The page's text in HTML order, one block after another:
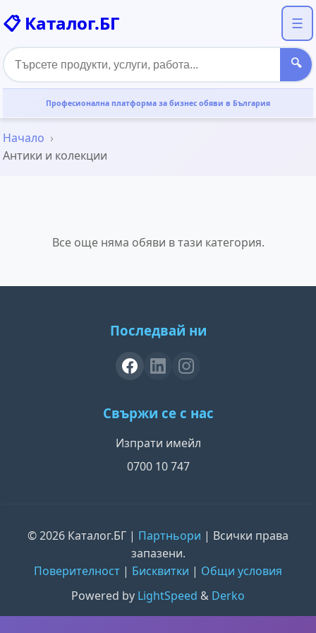
📋 Каталог.БГ
🔍
☰
Професионална платформа за бизнес обяви в България
Начало
Антики и колекции
Все още няма обяви в тази категория.
Последвай ни
Свържи се с нас
Изпрати имейл
0700 10 747
© 2026 Каталог.БГ | Партньори | Всички права
запазени.
Поверителност | Бисквитки | Общи условия
Powered by LightSpeed & Derko